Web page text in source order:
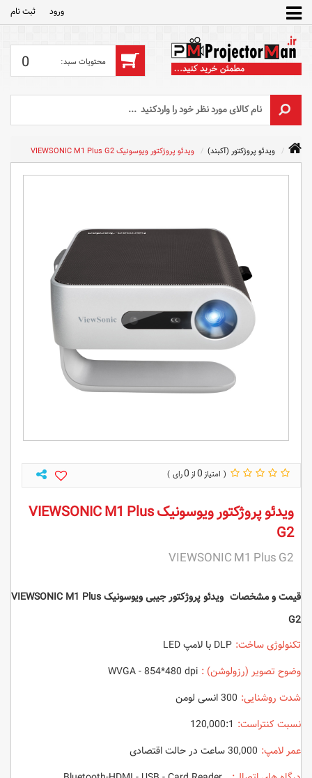
ورود ثبت‌ نام
0
ویدئو پروژکتور (آکبند) ویدئو پروژکتور ویوسونیک VIEWSONIC M1 Plus G2
0
0
ویدئو پروژکتور ویوسونیک VIEWSONIC M1 Plus
G2
VIEWSONIC M1 Plus G2
قیمت و مشخصات ویدئو پروژکتور جیبی ویوسونیک VIEWSONIC M1 Plus
G2
تکنولوژی ساخت:
وضوح تصویر (رزولوشن) : WVGA - 854*480 dpi
شدت روشنایی: 300 انسی لومن
نسبت کنتراست:
عمر لامپ: 30,000 ساعت در حالت اقتصادی